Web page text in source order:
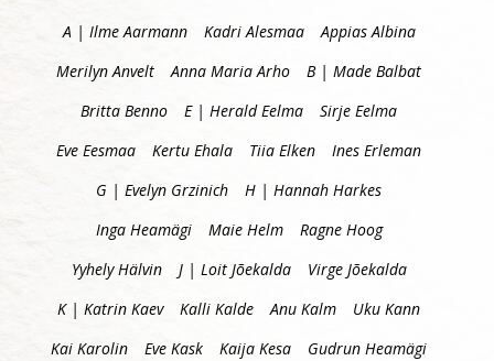
A | Ilme Aarmann Kadri Alesmaa
Appias Albina
Merilyn Anvelt
Anna Maria Arho
B | Made Balbat
Britta Benno
E | Herald Eelma
Sirje Eelma
Eve Eesmaa
Kertu Ehala Tiia Elken
Ines Erleman
G | Evelyn Grzinich
H | Hannah Harkes
Inga Heamägi
Maie Helm
Ragne Hoog
Yyhely Hälvin
J | Loit Jõekalda
Virge Jõekalda
K | Katrin Kaev
Kalli Kalde Anu Kalm
Uku Kann
Kai Karolin
Eve Kask Kaija Kesa
Gudrun Heamägi